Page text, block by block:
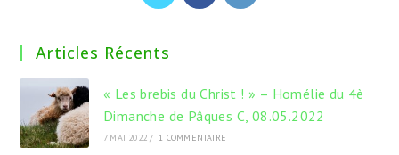
dans
dans
Articles Récents
« Les brebis du Christ ! » – Homélie du 4è
Dimanche de Pâques C, 08.05.2022
7 MAI 2022 / 1 COMMENTAIRE